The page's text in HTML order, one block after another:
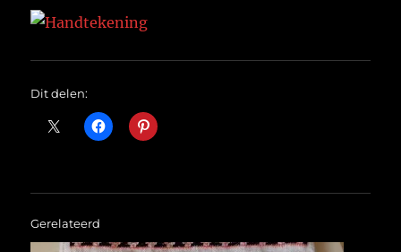
Dit delen:
Gerelateerd